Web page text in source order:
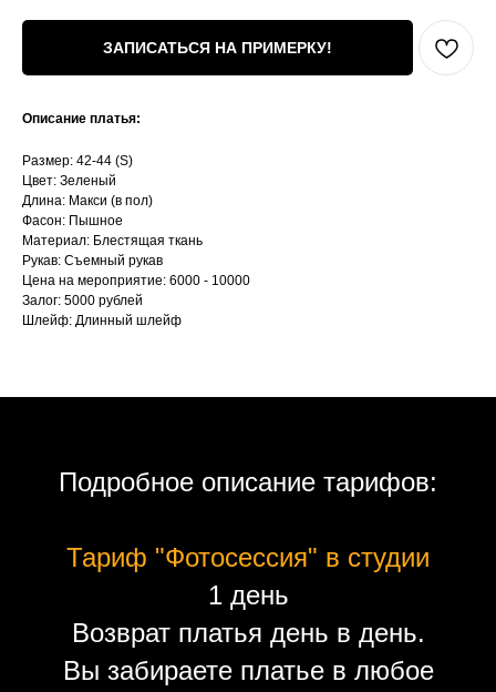
ЗАПИСАТЬСЯ НА ПРИМЕРКУ!
Описание платья:
Размер: 42-44 (S)
Цвет: Зеленый
Длина: Макси (в пол)
Фасон: Пышное
Материал: Блестящая ткань
Рукав: Съемный рукав
Цена на мероприятие: 6000 - 10000
Залог: 5000 рублей
Шлейф: Длинный шлейф
Подробное описание тарифов:
Тариф "Фотосессия" в студии
1 день
Возврат платья день в день.
Вы забираете платье в любое